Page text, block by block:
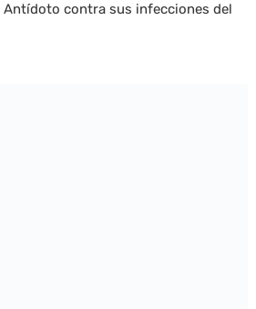
Antídoto contra sus infecciones del